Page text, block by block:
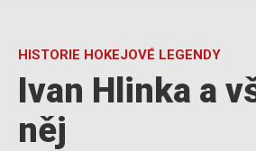
HISTORIE HOKEJOVÉ LEGENDY
Ivan Hlinka a
něj